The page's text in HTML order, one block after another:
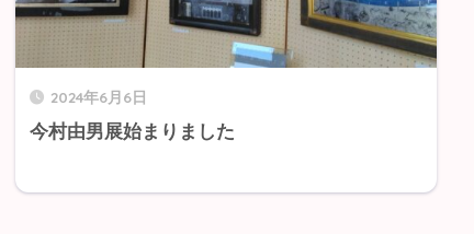
2024年6月6日
今村由男展始まりました